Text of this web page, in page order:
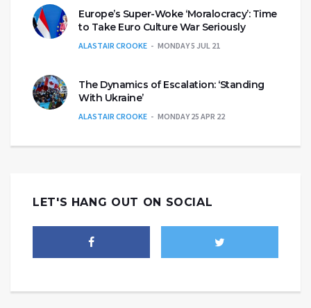
Europe’s Super-Woke ‘Moralocracy’: Time
to Take Euro Culture War Seriously
ALASTAIR CROOKE MONDAY 5 JUL 21
The Dynamics of Escalation: ‘Standing
With Ukraine’
ALASTAIR CROOKE MONDAY 25 APR 22
LET'S HANG OUT ON SOCIAL